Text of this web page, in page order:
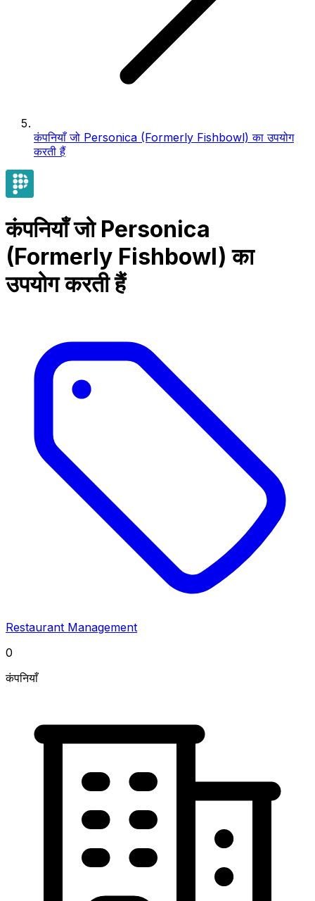
कंपनियाँ जो Personica (Formerly Fishbowl) का उपयोग
करती हैं
कंपनियाँ जो Personica
(Formerly Fishbowl) का
उपयोग करती हैं
Restaurant Management
0
कंपनियाँ